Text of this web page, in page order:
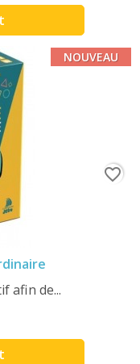
afin de...
NOUVEAU
favorite_border